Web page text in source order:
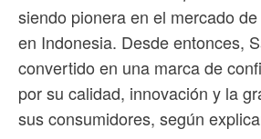
siendo pionera en el mercado
en Indonesia. Desde entonces,
convertido en una marca de
por su calidad, innovación y la
sus consumidores, según